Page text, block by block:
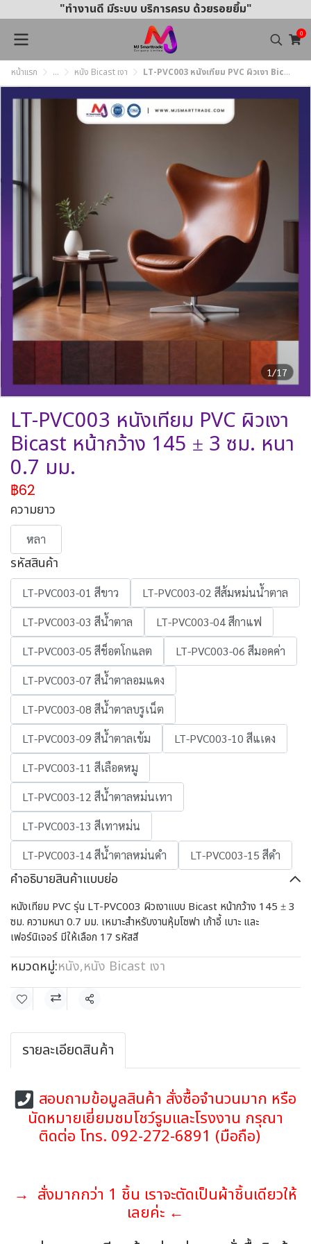
"ทำงานดี มีระบบ บริการครบ ด้วยรอยยิ้ม"
0
หน้าแรก ... หนัง Bicast เงา LT-PVC003 หนังเทียม PVC ผิวเงา Bicast หน้ากว้าง 145 ± 3 ซม. หนา 0.7 มม.
1/17
LT-PVC003 หนังเทียม PVC ผิวเงา
Bicast หน้ากว้าง 145 ± 3 ซม. หนา
0.7 มม.
฿62
ความยาว
หลา
รหัสสินค้า
LT-PVC003-01 สีขาว
LT-PVC003-02 สีส้มหม่นน้ำตาล
LT-PVC003-03 สีน้ำตาล
LT-PVC003-04 สีกาแฟ
LT-PVC003-05 สีช็อตโกแลต
LT-PVC003-06 สีมอคค่า
LT-PVC003-07 สีน้ำตาลอมแดง
LT-PVC003-08 สีน้ำตาลบรูเน็ต
LT-PVC003-09 สีน้ำตาลเข้ม
LT-PVC003-10 สีแเดง
LT-PVC003-11 สีเลือดหมู
LT-PVC003-12 สีน้ำตาลหม่นเทา
LT-PVC003-13 สีเทาหม่น
LT-PVC003-14 สีน้ำตาลหม่นดำ
LT-PVC003-15 สีดำ
คำอธิบายสินค้าแบบย่อ
หนังเทียม PVC รุ่น LT-PVC003 ผิวเงาแบบ Bicast หน้ากว้าง 145 ± 3
ซม. ความหนา 0.7 มม. เหมาะสำหรับงานหุ้มโซฟา เก้าอี้ เบาะ และ
เฟอร์นิเจอร์ มีให้เลือก 17 รหัสสี
หมวดหมู่:หนัง,หนัง Bicast เงา
แชร์
รายละเอียดสินค้า
สอบถามข้อมูลสินค้า สั่งซื้อจำนวนมาก หรือ
นัดหมายเยี่ยมชมโชว์รูมและโรงงาน กรุณา
ติดต่อ โทร. 092-272-6891 (มือถือ)
→ สั่งมากกว่า 1 ชิ้น เราจะตัดเป็นผ้าชิ้นเดียวให้
เลยค่ะ ←